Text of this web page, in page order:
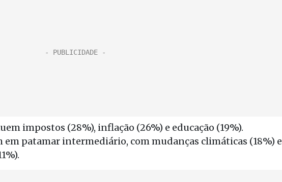
impostos (28%), inflação (26%) e educação (19%).
em patamar intermediário, com mudanças climáticas (18%) e